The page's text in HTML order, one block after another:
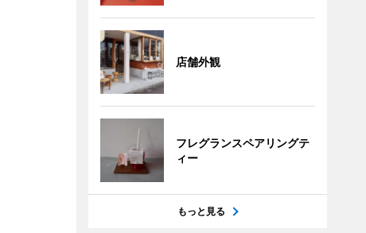
店舗外観
フレグランスペアリングテ
ィー
もっと見る